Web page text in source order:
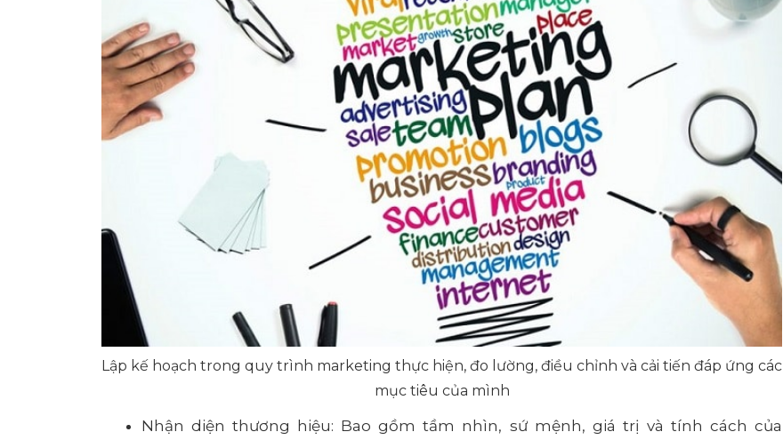
Lập kế hoạch trong quy trình marketing thực hiện, đo lường, điều chỉnh và cải tiến đáp ứng các
mục tiêu của mình
Nhận diện thương hiệu: Bao gồm tầm nhìn, sứ mệnh, giá trị và tính cách của